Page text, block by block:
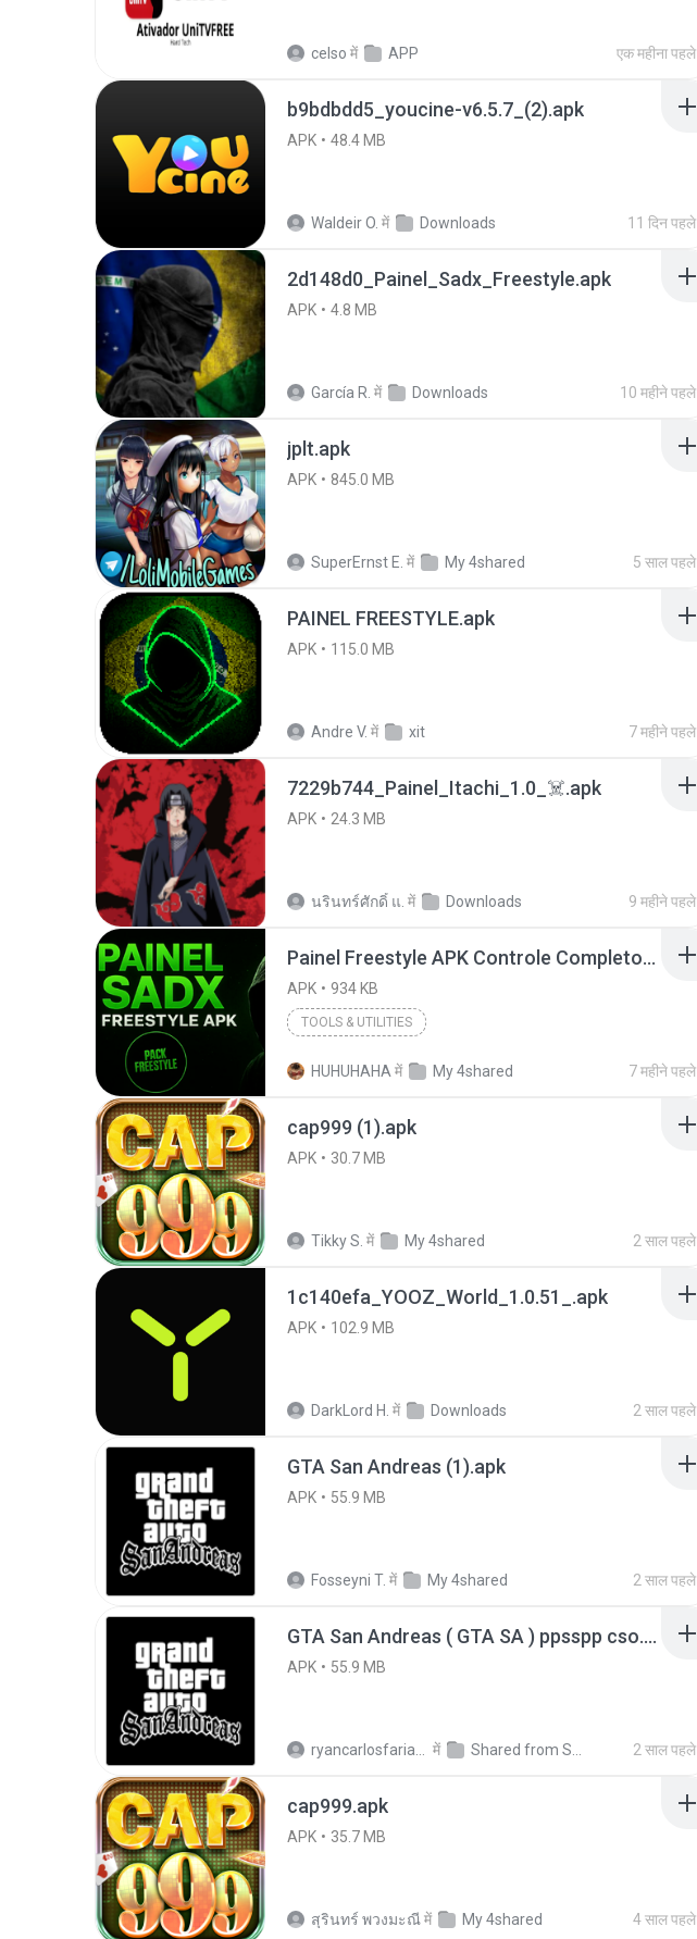
celso में APP एक महीना पहले
b9bdbdd5_youcine-v6.5.7_(2).apk
APK 48.4 MB
Waldeir O. में Downloads 11 दिन पहले
2d148d0_Painel_Sadx_Freestyle.apk
APK 4.8 MB
García R. में Downloads 10 महीने पहले
jplt.apk
APK 845.0 MB
SuperErnst E. में My 4shared 5 साल पहले
PAINEL FREESTYLE.apk
APK 115.0 MB
Andre V. में xit 7 महीने पहले
7229b744_Painel_Itachi_1.0_☠️.apk
APK 24.3 MB
นรินทร์ศักดิ์ แ. में Downloads 9 महीने पहले
Painel Freestyle APK Controle Completo Para Jogadores.apk
APK 934 KB
TOOLS & UTILITIES
HUHUHAHA में My 4shared 7 महीने पहले
cap999 (1).apk
APK 30.7 MB
Tikky S. में My 4shared 2 साल पहले
1c140efa_YOOZ_World_1.0.51_.apk
APK 102.9 MB
DarkLord H. में Downloads 2 साल पहले
GTA San Andreas (1).apk
APK 55.9 MB
Fosseyni T. में My 4shared 2 साल पहले
GTA San Andreas ( GTA SA ) ppsspp cso.apk
APK 55.9 MB
में 2 साल पहले
cap999.apk
APK 35.7 MB
สุรินทร์ พวงมะณีमें My 4shared 4 साल पहले